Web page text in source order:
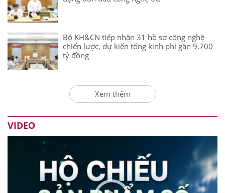
Bộ KH&CN tiếp nhận 31 hồ sơ công nghệ
chiến lược, dự kiến tổng kinh phí gần 9.700
tỷ đồng
Xem thêm
VIDEO